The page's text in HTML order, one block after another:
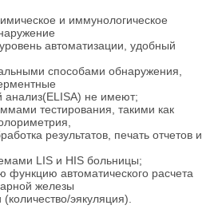
и иммунологическое
автоматизации, удобный
способами обнаружения,
анализ(ELISA) не имеют;
тестирования, такими как
результатов, печать отчетов и
LIS и HIS больницы;
функцию автоматического расчета
железы
(количество/эякуляция).